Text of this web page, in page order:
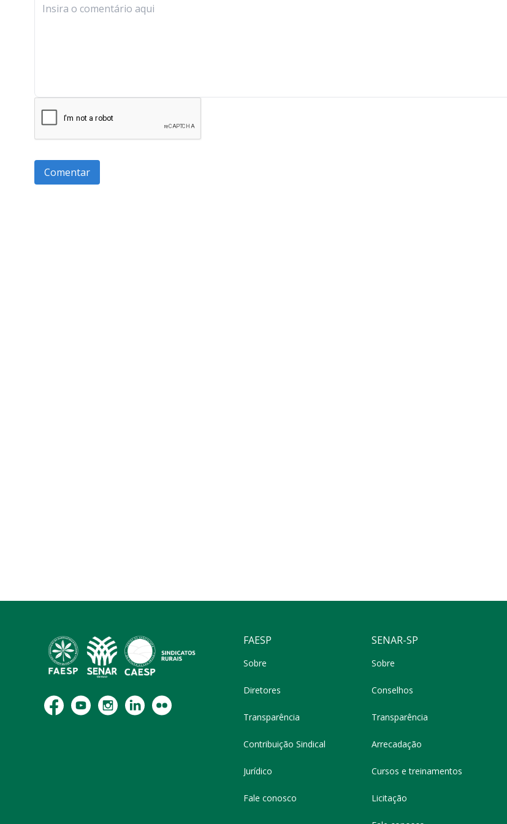
FAESP
Sobre
Diretores
Transparência
Contribuição Sindical
Jurídico
Fale conosco
SENAR-SP
Sobre
Conselhos
Transparência
Arrecadação
Cursos e treinamentos
Licitação